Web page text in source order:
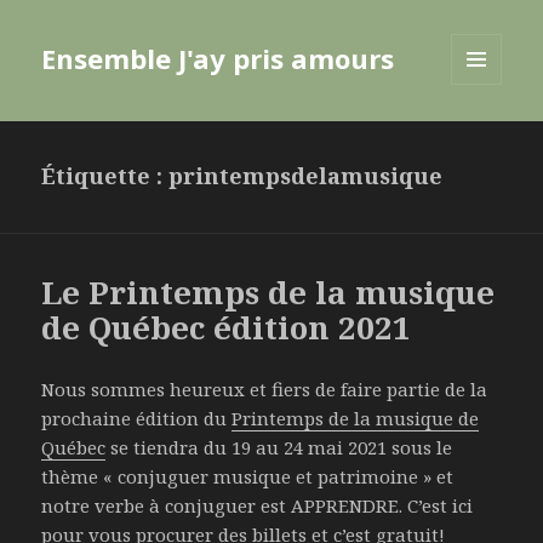
Ensemble J'ay pris amours
Étiquette :printempsdelamusique
Le Printemps de la musique
de Québec édition 2021
Nous sommes heureux et fiers de faire partie de la
prochaine édition duPrintemps de la musique de
Québec se tiendra du 19 au 24 mai 2021 sous le
thème « conjuguer musique et patrimoine » et
notre verbe à conjuguer est APPRENDRE. C’est ici
pour vous procurer desbillets et c’est gratuit!